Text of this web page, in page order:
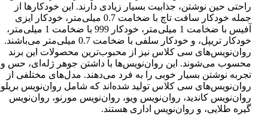
راحتی حین نوشتن، جذابیت بسیار زیادی دارند. این خودکارها از
جمله خودکار سافت تاچ با ضخامت 0.7 میلی‌متر، خودکار ایزی
آفیس با ضخامت 1 میلی‌متر، خودکار 999 با ضخامت 1 میلی‌متر،
خودکار تریپل، و خودکار سلفی با ضخامت 0.7 میلی‌متر می‌باشند.
روان‌نویس‌های سی کلاس نیز از محبوب‌ترین محصولات این برند
محسوب می‌شوند. این روان‌نویس‌ها با داشتن جوهر ژله‌ای، حس و
تجربه نوشتن بسیار خوبی را به فرد می‌دهند. مدل‌های مختلفی از
روان‌نویس‌های سی کلاس تولید شده‌اند که شامل روان‌نویس
روان‌نویس کاندید، روان‌نویس ویو، روان‌نویس مورنو، روان‌نویس
گیره طلایی، و روان‌نویس اداری هستند.